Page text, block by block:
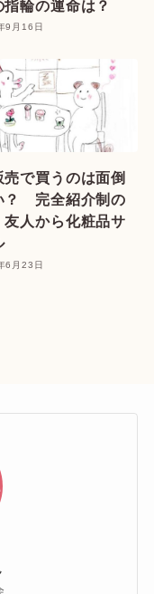
指輪の運命は？
9月16日
売で買うのは面倒
？ 完全紹介制の
友人から化粧品サ
6月23日